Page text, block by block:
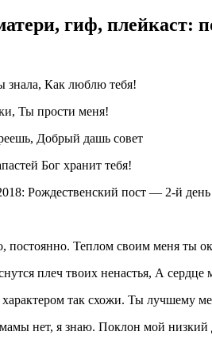
гиф, плейкаст:
знала, Как люблю тебя!
Ты прости меня!
Добрый дашь совет
Бог хранит тебя!
Рождественский пост — 2-й день
Теплом своим меня ты
плеч твоих ненастья, А сердце
так схожи. Ты лучшему
мамы нет, я знаю. Поклон мой